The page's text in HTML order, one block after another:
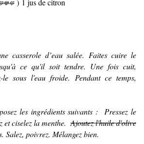
💙💜 ) 1 jus de citron
casserole d’eau salée. Faites cuire le
ce qu'il soit tendre. Une fois cuit,
le sous l'eau froide. Pendant ce temps,
les ingrédients suivants : Pressez le
ciselez la menthe. Ajoutez l'huile d'olive
Salez, poivrez. Mélangez bien.